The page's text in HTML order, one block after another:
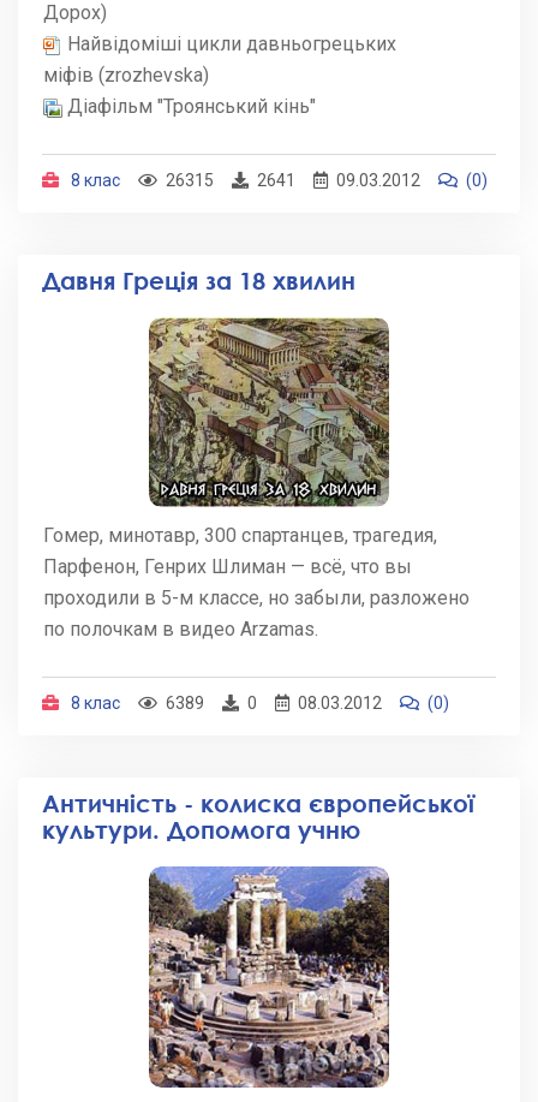
Дорох)
Найвідоміші цикли давньогрецьких
міфів (zrozhevska)
Діафільм "Троянський кінь"
8 клас 26315 2641 09.03.2012 (0)
Давня Греція за 18 хвилин
Гомер, минотавр, 300 спартанцев, трагедия,
Парфенон, Генрих Шлиман — всё, что вы
проходили в 5-м классе, но забыли, разложено
по полочкам в видео Arzamas.
8 клас 6389 0 08.03.2012 (0)
Античність - колиска європейської
культури. Допомога учню